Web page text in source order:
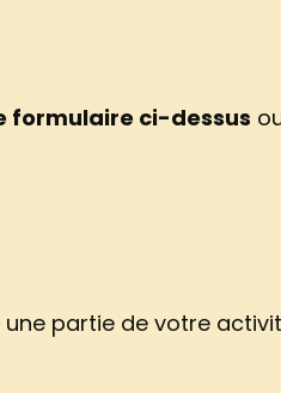
formulaire ci-dessus
partie de votre